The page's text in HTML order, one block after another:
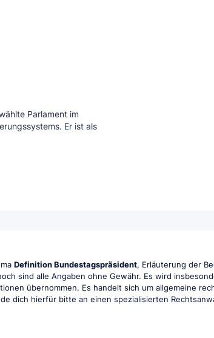
Parlament im
Er ist als
Definition Bundestagspräsident, Erläuterung der
sind alle Angaben ohne Gewähr. Es wird
übernommen. Es handelt sich um allgemeine
dich hierfür bitte an einen spezialisierten